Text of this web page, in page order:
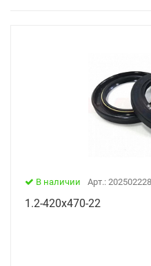
В наличии Арт.: 202502228
1.2-420х470-22